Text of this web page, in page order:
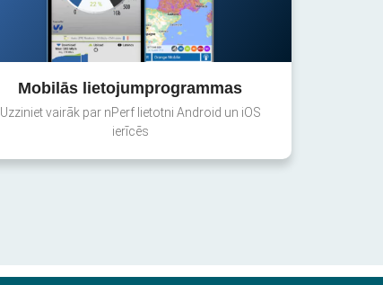
Mobilās lietojumprogrammas
Uzziniet vairāk par nPerf lietotni Android un iOS
ierīcēs